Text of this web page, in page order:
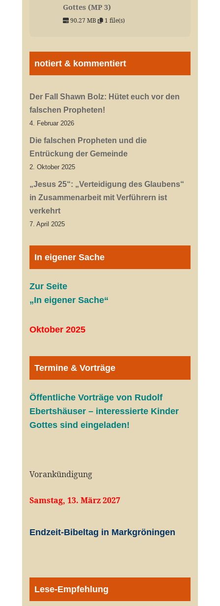
Gottes (MP 3)
90.27 MB 1 file(s)
notiert & kommentiert
Der Fall Shawn Bolz: Hütet euch vor den
falschen Propheten!
4. Februar 2026
Die falschen Propheten und die
Entrückung der Gemeinde
2. Oktober 2025
„Jesus 25“: „Verteidigung des Glaubens“
in Zusammenarbeit mit Verführern ist
verkehrt
7. April 2025
In eigener Sache
Zur Seite
„In eigener Sache“
Oktober 2025
Termine & Vorträge
Öffentliche Vorträge von Rudolf
Ebertshäuser – interessierte Kinder
Gottes sind eingeladen!
Vorankündigung
Samstag, 13. März 2027
Endzeit-Bibeltag in Markgröningen
Lese-Empfehlung